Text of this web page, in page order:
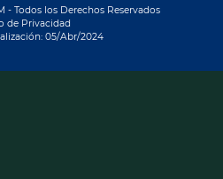
- Todos los Derechos Reservados
de Privacidad
05/Abr/2024